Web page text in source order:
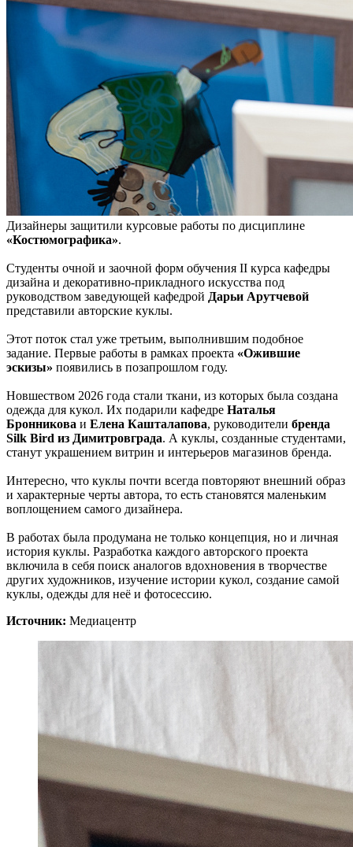
Дизайнеры защитили курсовые работы по дисциплине
«Костюмографика».
Студенты очной и заочной форм обучения II курса кафедры
дизайна и декоративно-прикладного искусства под
руководством заведующей кафедрой Дарьи Арутчевой
представили авторские куклы.
Этот поток стал уже третьим, выполнившим подобное
задание. Первые работы в рамках проекта «Ожившие
эскизы» появились в позапрошлом году.
Новшеством 2026 года стали ткани, из которых была создана
одежда для кукол. Их подарили кафедре Наталья
Бронникова и Елена Кашталапова, руководители бренда
Silk Bird из Димитровграда. А куклы, созданные студентами,
станут украшением витрин и интерьеров магазинов бренда.
Интересно, что куклы почти всегда повторяют внешний образ
и характерные черты автора, то есть становятся маленьким
воплощением самого дизайнера.
В работах была продумана не только концепция, но и личная
история куклы. Разработка каждого авторского проекта
включила в себя поиск аналогов вдохновения в творчестве
других художников, изучение истории кукол, создание самой
куклы, одежды для неё и фотосессию.
Источник: Медиацентр